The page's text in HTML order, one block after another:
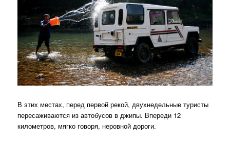
В этих местах, перед первой рекой, двухнедельные туристы
пересаживаются из автобусов в джипы. Впереди 12
километров, мягко говоря, неровной дороги.